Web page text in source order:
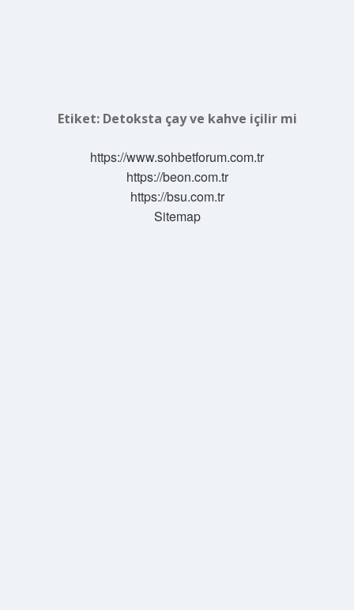
Etiket: Detoksta çay ve kahve içilir mi
https://www.sohbetforum.com.tr
https://beon.com.tr
https://bsu.com.tr
Sitemap